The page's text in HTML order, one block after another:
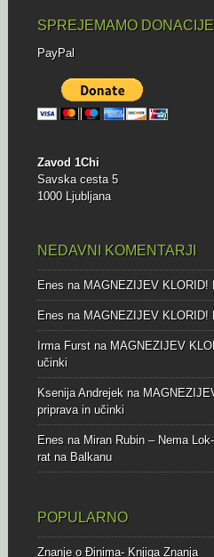
SPREJEMAMO
PayPal
Zavod 1Chi
Savska cesta 5
1000 Ljubljana
NEDAVNI KOMENTARJI
Enesna MAGNEZIJEV KLORID!
Enesna MAGNEZIJEV KLORID!
Irma Furstna MAGNEZIJEV
učinki
Ksenija Andrejekna
priprava in učinki
Enesna Miran Rubin – Nema
rat na Balkanu
POPULARNO
Znanje o Đinima- Knjiga Znanja